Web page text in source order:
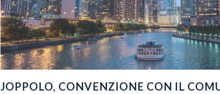
JOPPOLO, CONVENZIONE CON IL